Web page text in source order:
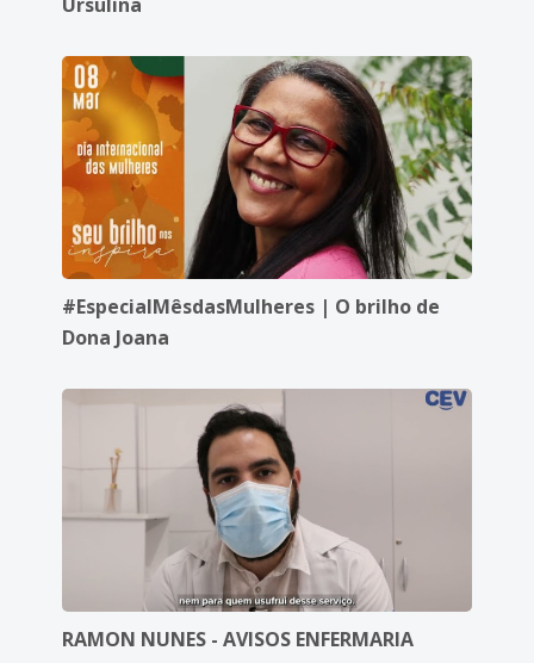
#EspecialMêsdasMulheres | O brilho de
Dona Joana
RAMON NUNES - AVISOS ENFERMARIA